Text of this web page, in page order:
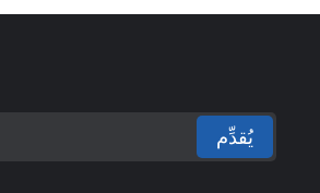
يُقدِّم